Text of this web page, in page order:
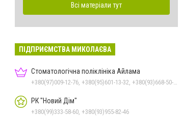
Всі матеріали тут
ПІДПРИЄМСТВА МИКОЛАЄВА
Стоматологічна поліклініка Айлама
РК "Новий Дім"
+380(99)333-58-60, +380(93)955-82-46